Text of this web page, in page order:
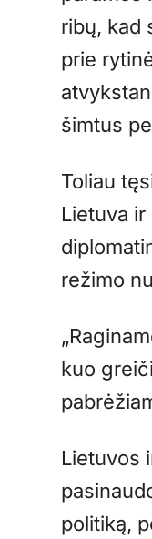
ribų, kad
prie
šimtus
Toliau
Lietuva
režimo
kuo
Lietuvos
politiką,